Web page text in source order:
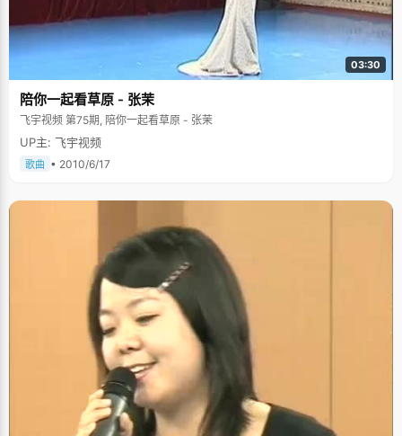
03:30
陪你一起看草原 - 张茉
飞宇视频 第75期, 陪你一起看草原 - 张茉
UP主: 飞宇视频
歌曲 • 2010/6/17